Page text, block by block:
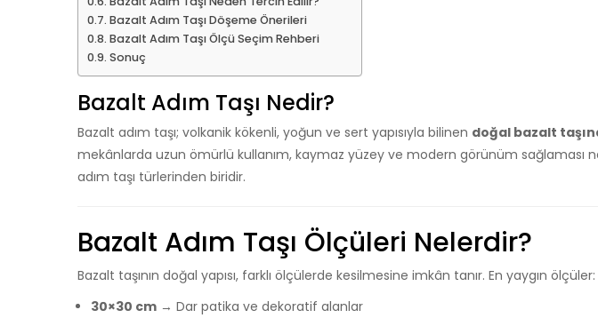
Bazalt Adım Taşı Döşeme Önerileri
Bazalt Adım Taşı Ölçü Seçim Rehberi
Sonuç
Bazalt Adım Taşı Nedir?
Bazalt adım taşı; volkanik kökenli, yoğun ve sert yapısıyla bilinen doğal bazalt
mekânlarda uzun ömürlü kullanım, kaymaz yüzey ve modern görünüm sağlaması
adım taşı türlerinden biridir.
Bazalt Adım Taşı Ölçüleri Nelerdir?
Bazalt taşının doğal yapısı, farklı ölçülerde kesilmesine imkân tanır. En yaygın ölçüler:
30×30 cm → Dar patika ve dekoratif alanlar